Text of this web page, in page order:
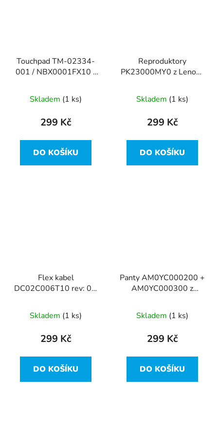
Touchpad TM-02334-
001 / NBX0001FX10 z
Skladem (1 ks)
299 Kč
DO KOŠÍKU
Reproduktory
PK23000MY0 z Lenovo
Skladem (1 ks)
299 Kč
DO KOŠÍKU
Flex kabel
DC02C006T10 rev: 0A
Skladem (1 ks)
299 Kč
DO KOŠÍKU
Panty AM0YC000200 +
AM0YC000300 z
Skladem (1 ks)
299 Kč
DO KOŠÍKU